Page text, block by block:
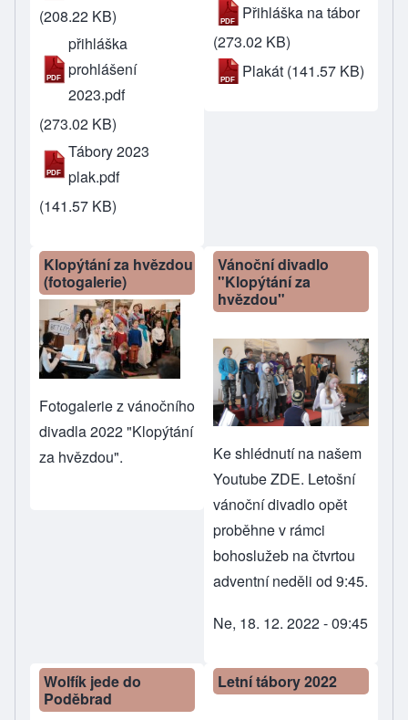
(208.22 KB)
přihláška
prohlášení
2023.pdf
(273.02 KB)
Tábory 2023
plak.pdf
(141.57 KB)
Přihláška na tábor
(273.02 KB)
Plakát (141.57 KB)
Klopýtání za hvězdou
(fotogalerie)
Fotogalerie z vánočního
divadla 2022 "Klopýtání
za hvězdou".
Vánoční divadlo
"Klopýtání za
hvězdou"
Ke shlédnutína našem
Youtube ZDE. Letošní
vánoční divadlo opět
proběhne v rámci
bohoslužeb na čtvrtou
adventní neděli od 9:45.
Ne, 18. 12. 2022 - 09:45
Wolfík jede do
Poděbrad
Letní tábory 2022